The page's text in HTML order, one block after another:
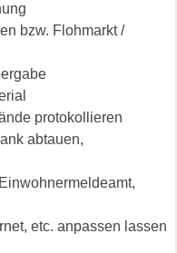
bzw. Flohmarkt /
protokollieren
abtauen,
etc. anpassen lassen